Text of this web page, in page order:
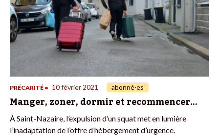
PRÉCARITÉ • 10 février 2021 abonné·es
Manger, zoner, dormir et recommencer…
À Saint-Nazaire, l’expulsion d’un squat met en lumière
l’inadaptation de l’offre d’hébergement d’urgence.